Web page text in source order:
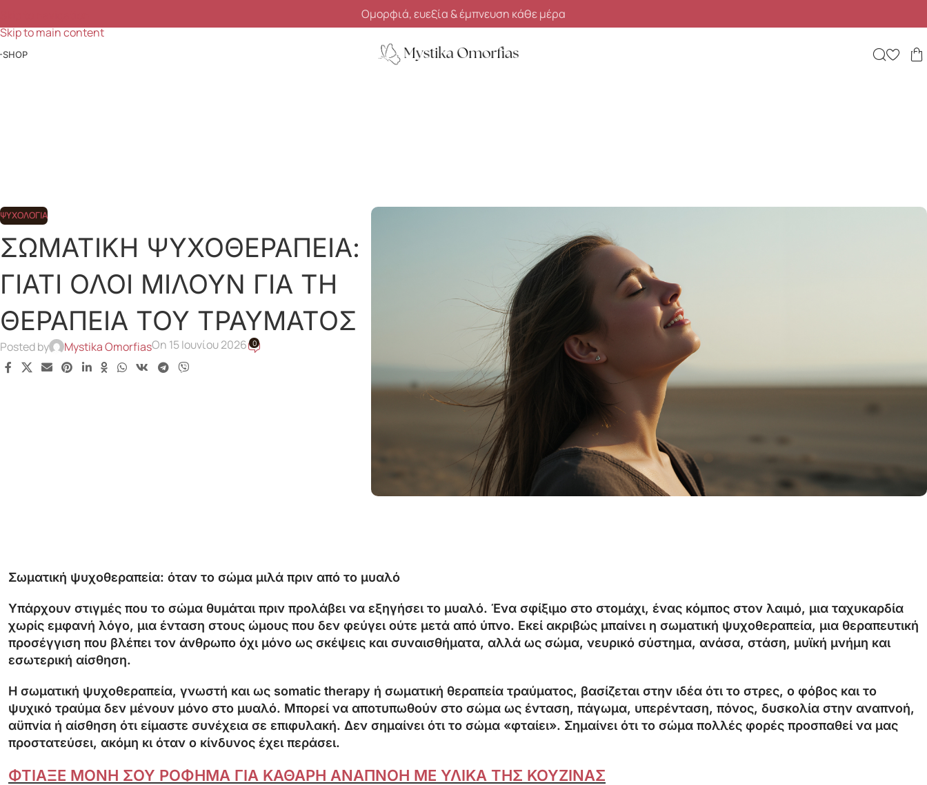
Skip to main content
Ανακάλυψε μυστικά ομορφιάς, ευεξίας και αυτοφροντίδας
SHOP
ΨΥΧΟΛΟΓΊΑ
ΣΩΜΑΤΙΚΗ ΨΥΧΟΘΕΡΑΠΕΙΑ:
ΓΙΑΤΙ ΟΛΟΙ ΜΙΛΟΥΝ ΓΙΑ ΤΗ
ΘΕΡΑΠΕΙΑ ΤΟΥ ΤΡΑΥΜΑΤΟΣ
Posted by Mystika OmorfiasOn 15 Ιουνίου 2026 0
Σωματική ψυχοθεραπεία: όταν το σώμα μιλά πριν από το μυαλό
Υπάρχουν στιγμές που το σώμα θυμάται πριν προλάβει να εξηγήσει το μυαλό. Ένα σφίξιμο στο στομάχι, ένας κόμπος στον λαιμό, μια ταχυκαρδία
χωρίς εμφανή λόγο, μια ένταση στους ώμους που δεν φεύγει ούτε μετά από ύπνο. Εκεί ακριβώς μπαίνει η σωματική ψυχοθεραπεία, μια θεραπευτική
προσέγγιση που βλέπει τον άνθρωπο όχι μόνο ως σκέψεις και συναισθήματα, αλλά ως σώμα, νευρικό σύστημα, ανάσα, στάση, μυϊκή μνήμη και
εσωτερική αίσθηση.
Η σωματική ψυχοθεραπεία, γνωστή και ως somatic therapy ή σωματική θεραπεία τραύματος, βασίζεται στην ιδέα ότι το στρες, ο φόβος και το
ψυχικό τραύμα δεν μένουν μόνο στο μυαλό. Μπορεί να αποτυπωθούν στο σώμα ως ένταση, πάγωμα, υπερένταση, πόνος, δυσκολία στην αναπνοή,
αϋπνία ή αίσθηση ότι είμαστε συνέχεια σε επιφυλακή. Δεν σημαίνει ότι το σώμα «φταίει». Σημαίνει ότι το σώμα πολλές φορές προσπαθεί να μας
προστατεύσει, ακόμη κι όταν ο κίνδυνος έχει περάσει.
ΦΤΙΑΞΕ ΜΟΝΗ ΣΟΥ ΡΟΦΗΜΑ ΓΙΑ ΚΑΘΑΡΗ ΑΝΑΠΝΟΗ ΜΕ ΥΛΙΚΑ ΤΗΣ ΚΟΥΖΙΝΑΣ